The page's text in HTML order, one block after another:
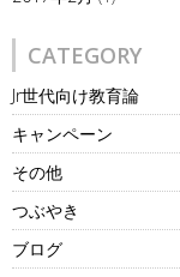
CATEGORY
Jr世代向け教育論
キャンペーン
その他
つぶやき
ブログ